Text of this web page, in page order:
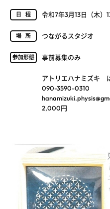
日程 令和7年3月13日（木）
場所 つながるスタジオ
参加形態 事前募集のみ
アトリエハナミズキ
090-3590-0310
2,000円